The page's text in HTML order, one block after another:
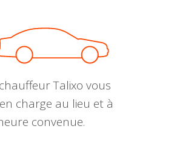
Talixo vous
charge au lieu et à
convenue.